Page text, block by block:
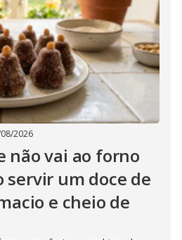
2026
não vai ao forno
servir um doce de
e cheio de